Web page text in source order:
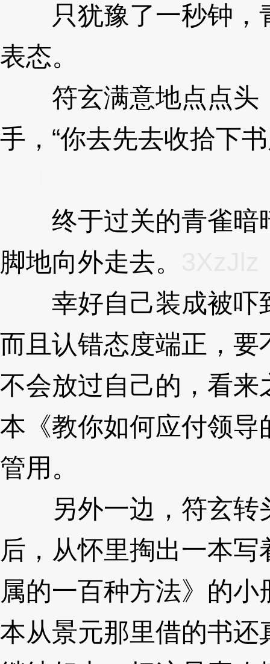
只犹豫了一秒钟，
表态。
符玄满意地点点头
手，“你去先去收拾下
终于过关的青雀暗
脚地向外走去。
幸好自己装成被吓
而且认错态度端正，
不会放过自己的，看
本《教你如何应付领
管用。
另外一边，符玄转
后，从怀里掏出一本
属的一百种方法》的
本从景元那里借的书